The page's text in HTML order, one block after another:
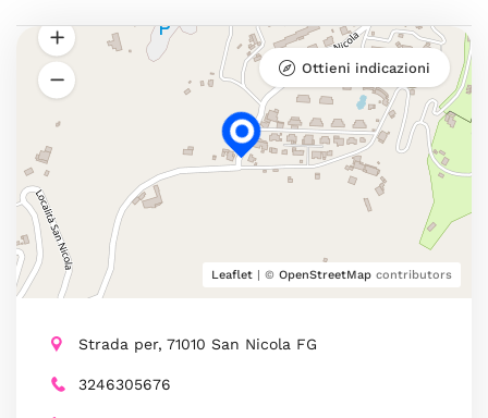
Leaflet | © OpenStreetMap contributors
Ottieni indicazioni
Strada per, 71010 San Nicola FG
3246305676